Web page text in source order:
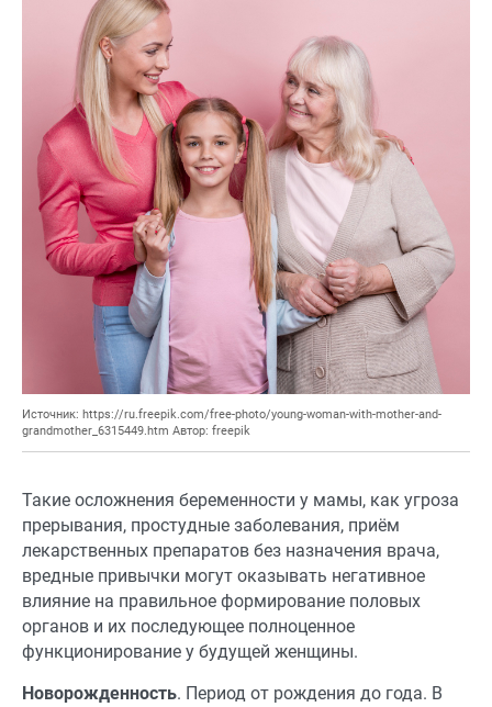
Источник: https://ru.freepik.com/free-photo/young-woman-with-mother-and-
grandmother_6315449.htm Автор: freepik
Такие осложнения беременности у мамы, как угроза
прерывания, простудные заболевания, приём
лекарственных препаратов без назначения врача,
вредные привычки могут оказывать негативное
влияние на правильное формирование половых
органов и их последующее полноценное
функционирование у будущей женщины.
Новорожденность. Период от рождения до года. В